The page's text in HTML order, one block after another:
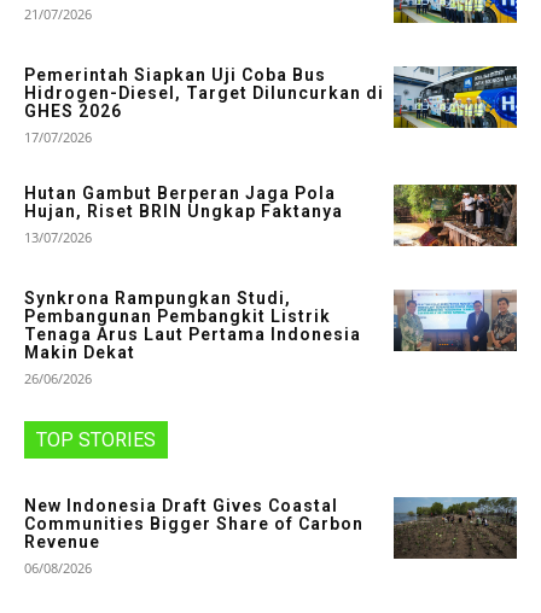
21/07/2026
Pemerintah Siapkan Uji Coba Bus
Hidrogen-Diesel, Target Diluncurkan di
GHES 2026
17/07/2026
Hutan Gambut Berperan Jaga Pola
Hujan, Riset BRIN Ungkap Faktanya
13/07/2026
Synkrona Rampungkan Studi,
Pembangunan Pembangkit Listrik
Tenaga Arus Laut Pertama Indonesia
Makin Dekat
26/06/2026
TOP STORIES
New Indonesia Draft Gives Coastal
Communities Bigger Share of Carbon
Revenue
06/08/2026